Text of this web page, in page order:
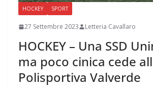
HOCKEY SPORT
27 Settembre 2023 Letteria Cavallaro
HOCKEY – Una SSD
ma poco cinica cede
Polisportiva Valverde